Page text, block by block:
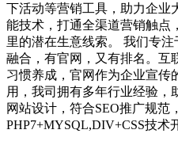
下活动等营销工具，助力企业
能技术，打通全渠道营销触点
里的潜在生意线索。 我们专
融合，有官网，又有排名。互
习惯养成，官网作为企业宣传
用，我司拥有多年行业经验，
网站设计，符合SEO推广规范
PHP7+MYSQL,DIV+CSS技术